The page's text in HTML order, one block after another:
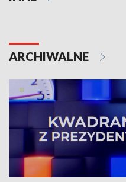
ARCHIWALNE